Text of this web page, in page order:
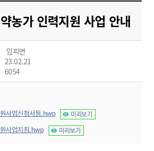
도
시
군
산
농가 인력지원 사업 안내
임피면
23.02.21
6054
사업신청서등.hwp 미리보기
사업지침.hwp 미리보기